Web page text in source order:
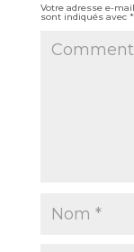
Votre adresse e-
sont indiqués avec *